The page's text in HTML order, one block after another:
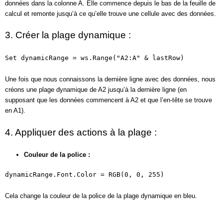
données dans la colonne A. Elle commence depuis le bas de la feuille de
calcul et remonte jusqu’à ce qu’elle trouve une cellule avec des données.
3. Créer la plage dynamique :
Set dynamicRange = ws.Range("A2:A" & lastRow)
Une fois que nous connaissons la dernière ligne avec des données, nous
créons une plage dynamique de A2 jusqu’à la dernière ligne (en
supposant que les données commencent à A2 et que l’en-tête se trouve
en A1).
4. Appliquer des actions à la plage :
Couleur de la police :
dynamicRange.Font.Color = RGB(0, 0, 255)
Cela change la couleur de la police de la plage dynamique en bleu.